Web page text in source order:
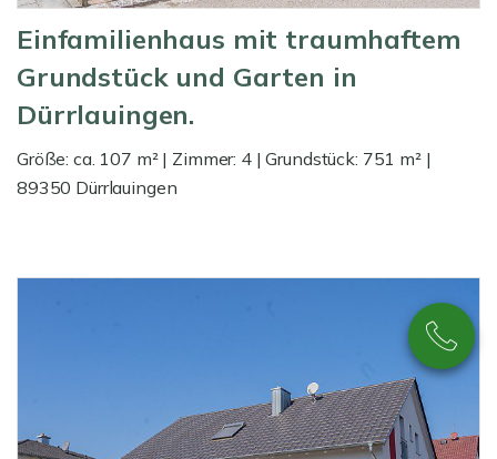
Einfamilienhaus mit traumhaftem
Grundstück und Garten in
Dürrlauingen.
Größe: ca. 107 m² | Zimmer: 4 | Grundstück: 751 m² |
89350 Dürrlauingen